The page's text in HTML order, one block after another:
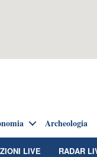
Archeologia
LIVE RADAR